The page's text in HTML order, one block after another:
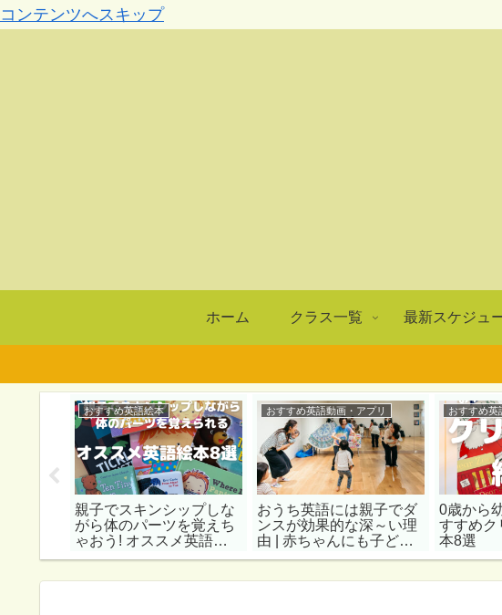
コンテンツへスキップ
ホーム クラス一覧 最新スケジュ
おすすめ英語絵本
親子でスキンシップしな
がら体のパーツを覚えち
ゃおう! オススメ英語絵
本8選
おすすめ英語動画・アプリ
おうち英語には親子でダ
ンスが効果的な深～い理
由 | 赤ちゃんにも子ども
にもおすすめ英語歌10選
おすすめ英
0歳から
すすめク
本8選